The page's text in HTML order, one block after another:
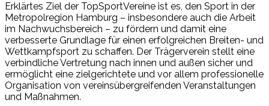
Erklärtes Ziel der TopSportVereine ist es, den Sport in der
Metropolregion Hamburg – insbesondere auch die Arbeit
im Nachwuchsbereich – zu fördern und damit eine
verbesserte Grundlage für einen erfolgreichen Breiten- und
Wettkampfsport zu schaffen. Der Trägerverein stellt eine
verbindliche Vertretung nach innen und außen sicher und
ermöglicht eine zielgerichtete und vor allem professionelle
Organisation von vereinsübergreifenden Veranstaltungen
und Maßnahmen.